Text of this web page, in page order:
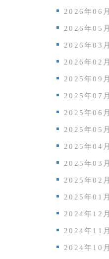
2026年06月
2026年05月
2026年03月
2026年02月
2025年09月
2025年07月
2025年06月
2025年05月
2025年04月
2025年03月
2025年02月
2025年01月
2024年12月
2024年11月
2024年10月